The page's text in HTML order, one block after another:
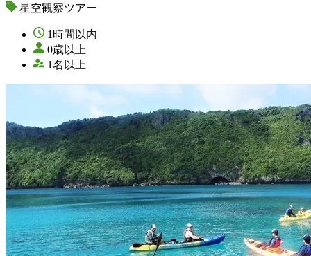
星空観察ツアー
1時間以内
0歳以上
1名以上